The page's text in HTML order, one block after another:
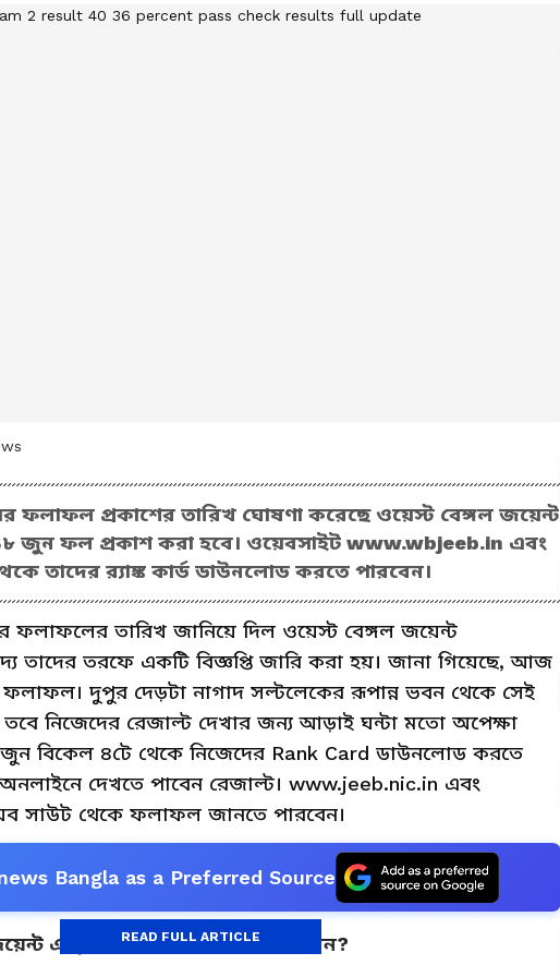
ফলাফল প্রকাশের তারিখ ঘোষণা করেছে ওয়েস্ট বেঙ্গল জয়েন্ট
১৮ জুন ফল প্রকাশ করা হবে। ওয়েবসাইট www.wbjeeb.in এবং
তাদের র‍্যাঙ্ক কার্ড ডাউনলোড করতে পারবেন।
ফলাফলের তারিখ জানিয়ে দিল ওয়েস্ট বেঙ্গল জয়েন্ট
তাদের তরফে একটি বিজ্ঞপ্তি জারি করা হয়। জানা গিয়েছে, আজ
দুপুর দেড়টা নাগাদ সল্টলেকের রূপান্ন ভবন থেকে সেই
নিজেদের রেজাল্ট দেখার জন্য আড়াই ঘন্টা মতো অপেক্ষা
বিকেল ৪টে থেকে নিজেদের Rank Card ডাউনলোড করতে
অনলাইনে দেখতে পাবেন রেজাল্ট। www.jeeb.nic.in এবং
সাউট থেকে ফলাফল জানতে পারবেন।
Bangla as a Preferred Source
এন্ট্রান্স পরীক্ষার ফলাফল দেখবেন?
READ FULL ARTICLE